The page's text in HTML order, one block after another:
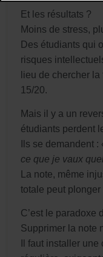
Et les résultats ?
Moins de stress,
Des étudiants qui
risques
lieu de chercher
15/20.
Mais il y a un
étudiants perdent
Ils se demandent :
ce que je vaux
La note, même
totale peut plonger
C’est le paradoxe
Supprimer la note
Il faut installer